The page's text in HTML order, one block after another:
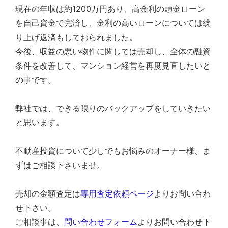
現在の年収は約1200万円あり、高金利の頭金ローン
を自己資金で完済し、金利の高いローンについては繰
り上げ返済もしておられました。
今後、収益の悪い物件に関しては売却し、全体の融資
条件を改善して、マンション経営を再度見直したいと
の事です。
弊社では、できる限りのバックアップをしていきたい
と思います。
不動産投資について少しでもお悩みのオーナー様、ま
ずはご相談下さいませ。
売却の金額査定は専用査定依頼ページよりお問い合わ
せ下さい。
ご相談事は、 問い合わせフォームよりお問い合わせ下